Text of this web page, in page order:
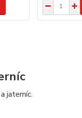
jaterníc.